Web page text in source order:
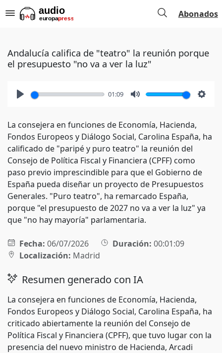
Abonados
Andalucía califica de "teatro" la reunión porque
el presupuesto "no va a ver la luz"
01:09
La consejera en funciones de Economía, Hacienda,
Fondos Europeos y Diálogo Social, Carolina España, ha
calificado de "paripé y puro teatro" la reunión del
Consejo de Política Fiscal y Financiera (CPFF) como
paso previo imprescindible para que el Gobierno de
España pueda diseñar un proyecto de Presupuestos
Generales. "Puro teatro", ha remarcado España,
porque "el presupuesto de 2027 no va a ver la luz" ya
que "no hay mayoría" parlamentaria.
Fecha: 06/07/2026 Duración: 00:01:09
Localización: Madrid
Resumen generado con IA
La consejera en funciones de Economía, Hacienda,
Fondos Europeos y Diálogo Social, Carolina España, ha
criticado abiertamente la reunión del Consejo de
Política Fiscal y Financiera (CPFF), que tuvo lugar con la
presencia del nuevo ministro de Hacienda, Arcadi